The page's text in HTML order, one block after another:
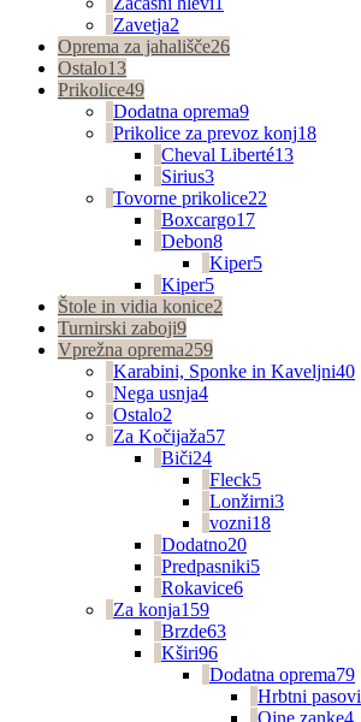
Zavetja2
Oprema za jahališče26
Ostalo13
Prikolice49
Dodatna oprema9
Prikolice za prevoz konj18
Cheval Liberté13
Sirius3
Tovorne prikolice22
Boxcargo17
Debon8
Kiper5
Kiper5
Štole in vidia konice2
Turnirski zaboji9
Vprežna oprema259
Karabini, Sponke in Kaveljni40
Nega usnja4
Ostalo2
Za Kočijaža57
Biči24
Fleck5
Lonžirni3
vozni18
Dodatno20
Predpasniki5
Rokavice6
Za konja159
Brzde63
Kširi96
Dodatna oprema79
Hrbtni pasovi
Ojne zanke4